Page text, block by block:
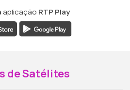
aplicação RTP Play
de Satélites